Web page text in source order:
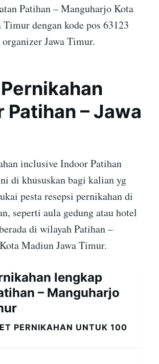
Patihan – Manguharjo Kota
dengan kode pos 63123
Jawa Timur.
Patihan – Jawa
inclusive Indoor Patihan
di khususkan bagi kalian yg
pesta resepsi pernikahan di
seperti aula gedung atau hotel
di wilayah Patihan –
Madiun Jawa Timur.
lengkap
– Manguharjo
PERNIKAHAN UNTUK 100